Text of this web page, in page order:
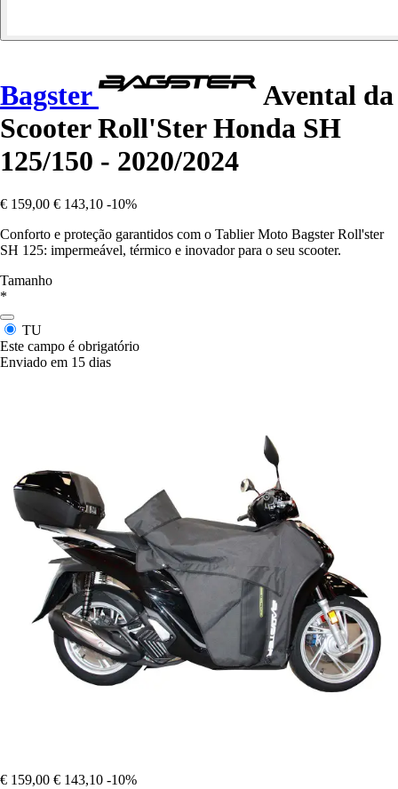
Bagster
Avental da
Scooter Roll'Ster Honda SH
125/150 - 2020/2024
€ 159,00 € 143,10 -10%
Conforto e proteção garantidos com o Tablier Moto Bagster Roll'ster
SH 125: impermeável, térmico e inovador para o seu scooter.
Tamanho
*
TU
Este campo é obrigatório
Enviado em 15 dias
€ 159,00 € 143,10 -10%